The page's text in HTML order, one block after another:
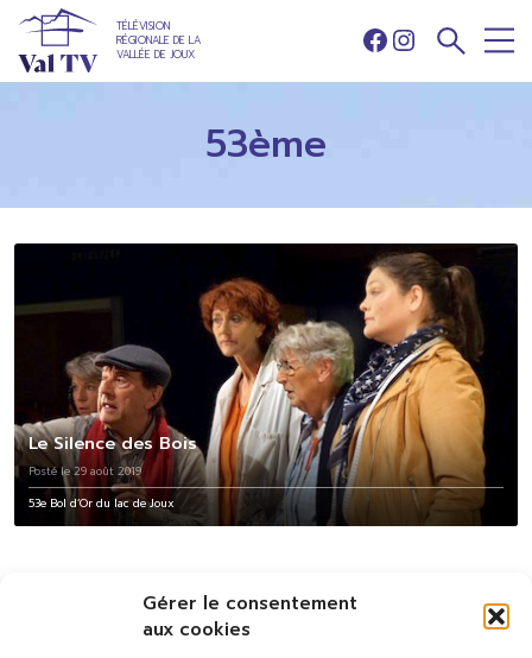
Gérer le consentement
aux cookies
TÉLÉVISION
RÉGIONALE DE LA
VALLÉE DE JOUX
Facebook
Instagram
53ème
Le Silence des Bois
Posté le 29 août 2019
53e Bol d’Or du lac de Joux